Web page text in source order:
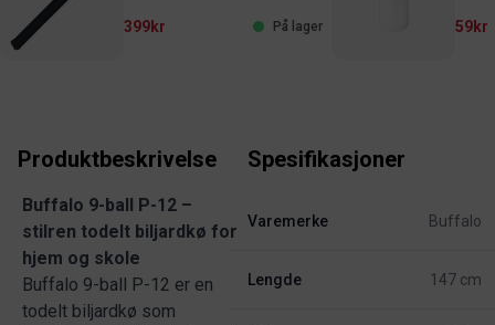
399kr På lager 59kr
Produktbeskrivelse
Buffalo 9-ball P-12 –
stilren todelt biljardkø for
hjem og skole
Buffalo 9-ball P-12 er en
todelt biljardkø som
Spesifikasjoner
Varemerke Buffalo
Lengde 147 cm